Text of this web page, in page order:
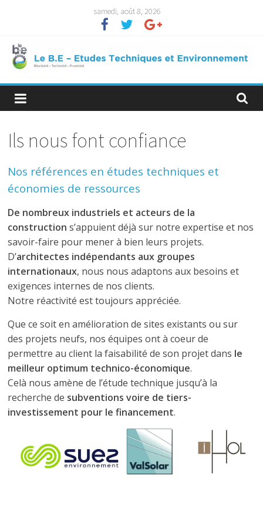
samedi, août 8, 2026
Ils nous font confiance
Nos références en études techniques et
économies de ressources
De nombreux industriels et acteurs de la
construction s’appuient déjà sur notre expertise et nos
savoir-faire pour mener à bien leurs projets.
D’architectes indépendants aux groupes
internationaux, nous nous adaptons aux besoins et
exigences internes de nos clients.
Notre réactivité est toujours appréciée.
Que ce soit en amélioration de sites existants ou sur
des projets neufs, nos équipes ont à coeur de
permettre au client la faisabilité de son projet dans le
meilleur optimum technico-économique.
Celà nous amène de l’étude technique jusqu’à la
recherche de subventions voire de tiers-
investissement pour le financement.